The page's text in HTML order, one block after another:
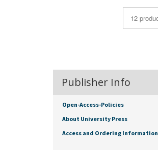
Publisher Info
Open-Access-Policies
About University Press
Access and Ordering Information